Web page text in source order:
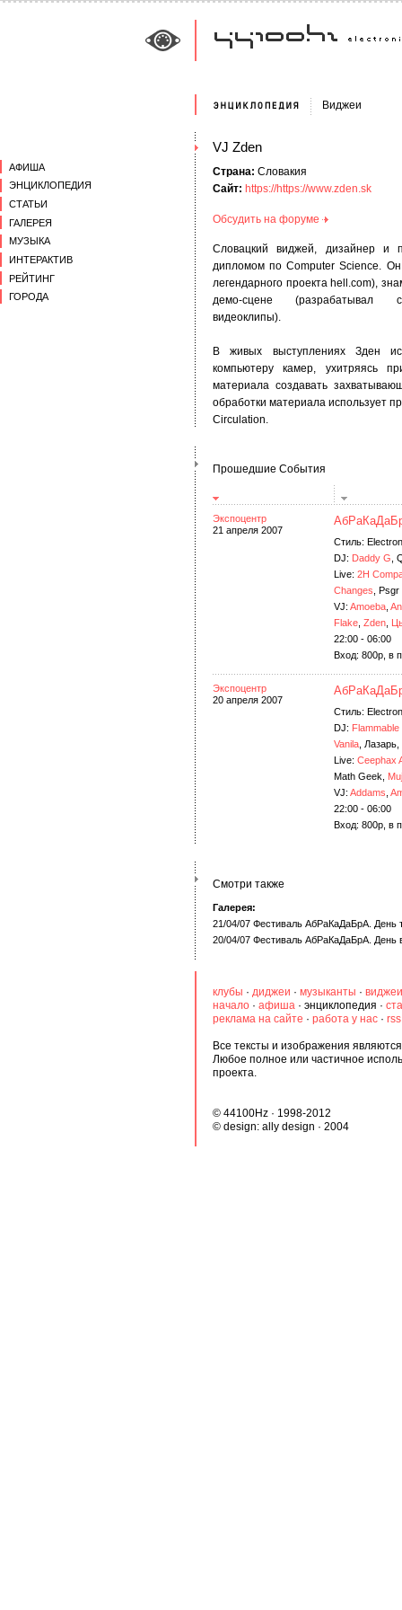
АФИША
ЭНЦИКЛОПЕДИЯ
СТАТЬИ
ГАЛЕРЕЯ
МУЗЫКА
ИНТЕРАКТИВ
РЕЙТИНГ
ГОРОДА
Виджеи
VJ Zden
Страна: Словакия
Сайт: https://https://www.zden.sk
Обсудить на форуме
Словацкий виджей, дизайнер и
дипломом по Computer Science.
легендарного проекта hell.com),
демо-сцене (разрабатывал
видеоклипы).
В живых выступлениях Зден
компьютеру камер, ухитряясь
материала создавать
обработки материала использует
Circulation.
Прошедшие События
Экспоцентр
21 апреля 2007
Стиль:
DJ: Daddy G ,
Live: 2H
Changes ,
VJ: Amoeba
Flake Zden
22:00 - 06:00
Вход: 800р, в
Экспоцентр
20 апреля 2007
Стиль:
DJ:
Vanila ,
Live: Ceephax
Math Geek,
VJ: Addams
22:00 - 06:00
Вход: 800р, в
Смотри также
Галерея:
21/04/07 Фестиваль АбРаКаДаБрА. День
20/04/07 Фестиваль АбРаКаДаБрА. День
клубы · диджеи · музыканты · виджеи
начало · афиша · энциклопедия ·
реклама на сайте · работа у нас ·
Все тексты и изображения
Любое полное или частичное
проекта.
© 44100Hz · 1998-2012
© design: ally design · 2004